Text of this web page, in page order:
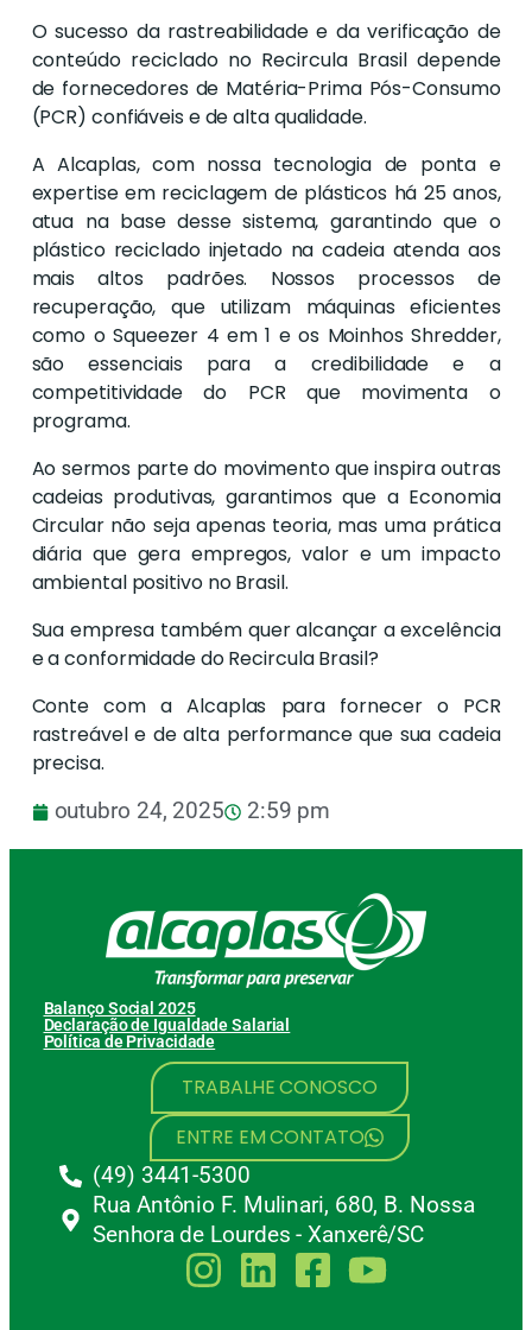
O sucesso da rastreabilidade e da verificação de
conteúdo reciclado no Recircula Brasil depende
de fornecedores de Matéria-Prima Pós-Consumo
(PCR) confiáveis e de alta qualidade.
A Alcaplas, com nossa tecnologia de ponta e
expertise em reciclagem de plásticos há 25 anos,
atua na base desse sistema, garantindo que o
plástico reciclado injetado na cadeia atenda aos
mais altos padrões. Nossos processos de
recuperação, que utilizam máquinas eficientes
como o Squeezer 4 em 1 e os Moinhos Shredder,
são essenciais para a credibilidade e a
competitividade do PCR que movimenta o
programa.
Ao sermos parte do movimento que inspira outras
cadeias produtivas, garantimos que a Economia
Circular não seja apenas teoria, mas uma prática
diária que gera empregos, valor e um impacto
ambiental positivo no Brasil.
Sua empresa também quer alcançar a excelência
e a conformidade do Recircula Brasil?
Conte com a Alcaplas para fornecer o PCR
rastreável e de alta performance que sua cadeia
precisa.
outubro 24, 2025 2:59 pm
Balanço Social 2025
Declaração de Igualdade Salarial
Política de Privacidade
TRABALHE CONOSCO
ENTRE EM CONTATO
(49) 3441-5300
Rua Antônio F. Mulinari, 680, B. Nossa
Senhora de Lourdes - Xanxerê/SC